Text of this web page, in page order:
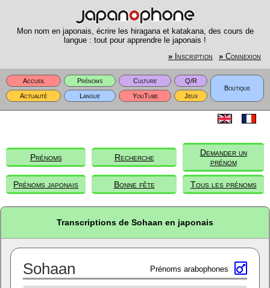
Mon nom en japonais, écrire les hiragana et katakana, des cours de
langue : tout pour apprendre le japonais !
» Inscription » Connexion
Accueil Prénoms Culture
Q/R
Boutique
Actualité
Langue YouTube Jeux
Prénoms Recherche
Demander un
prénom
Prénoms japonais Bonne fête Tous les prénoms
Transcriptions de Sohaan en japonais
Sohaan Prénoms arabophones